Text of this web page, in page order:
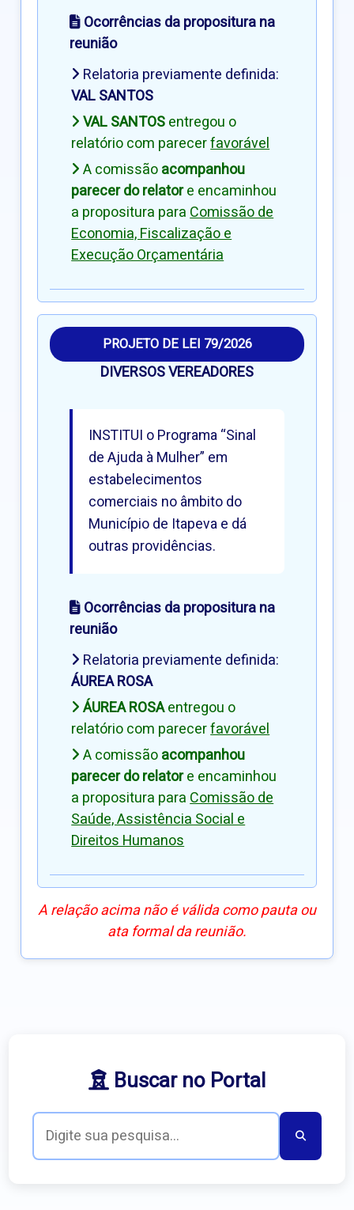
Ocorrências da propositura na
reunião
Relatoria previamente definida:
VAL SANTOS
VAL SANTOSentregou o
relatório com parecerfavorável
A comissãoacompanhou
parecer do relatore encaminhou
a propositura paraComissão de
Economia, Fiscalização e
Execução Orçamentária
PROJETO DE LEI 79/2026
DIVERSOS VEREADORES
INSTITUI o Programa “Sinal
de Ajuda à Mulher” em
estabelecimentos
comerciais no âmbito do
Município de Itapeva e dá
outras providências.
Ocorrências da propositura na
reunião
Relatoria previamente definida:
ÁUREA ROSA
ÁUREA ROSAentregou o
relatório com parecerfavorável
A comissãoacompanhou
parecer do relatore encaminhou
a propositura paraComissão de
Saúde, Assistência Social e
Direitos Humanos
A relação acima não é válida como pauta ou
ata formal da reunião.
Buscar no Portal